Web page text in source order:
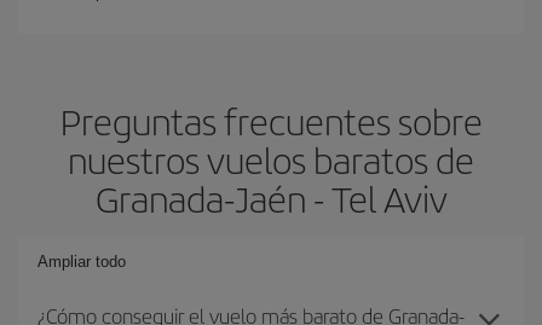
Preguntas frecuentes sobre
nuestros vuelos baratos de
Granada-Jaén - Tel Aviv
Ampliar todo
¿Cómo conseguir el vuelo más barato de Granada-